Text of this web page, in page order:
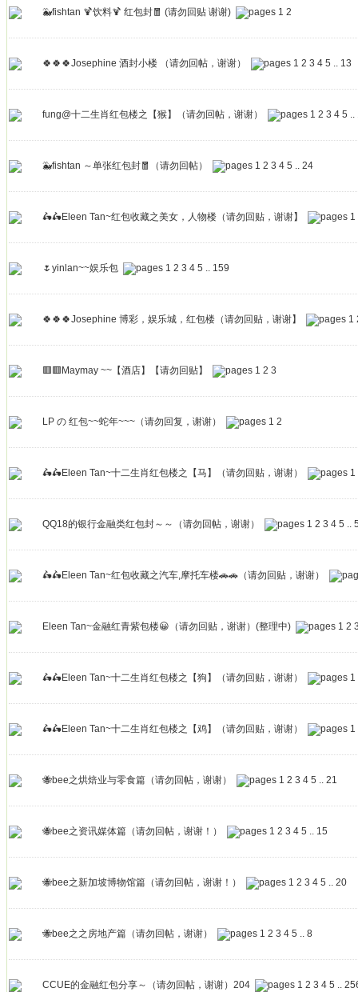
🐳fishtan 🍹饮料🍹 红包封🧧 (请勿回贴 谢谢) 1 2
🍀🍀🍀Josephine 酒封小楼 （请勿回帖，谢谢） 1 2 3 4 5 .. 13
fung@十二生肖红包楼之【猴】（请勿回帖，谢谢） 1 2 3 4 5 ..
🐳fishtan ～单张红包封🧧（请勿回帖） 1 2 3 4 5 .. 24
🛵🛵Eleen Tan~红包收藏之美女，人物楼（请勿回贴，谢谢】 1
🌷yinlan~~娱乐包 1 2 3 4 5 .. 159
🍀🍀🍀Josephine 博彩，娱乐城，红包楼（请勿回贴，谢谢】 1
🟥🟥Maymay ~~【酒店】【请勿回贴】 1 2 3
LP の 红包~~蛇年~~~（请勿回复，谢谢） 1 2
🛵🛵Eleen Tan~十二生肖红包楼之【马】（请勿回贴，谢谢） 1
QQ18的银行金融类红包封～～（请勿回帖，谢谢） 1 2 3 4 5 ..
🛵🛵Eleen Tan~红包收藏之汽车,摩托车楼🚗🚗（请勿回贴，谢谢）
Eleen Tan~金融红青紫包楼😀（请勿回贴，谢谢）(整理中) 1 2
🛵🛵Eleen Tan~十二生肖红包楼之【狗】（请勿回贴，谢谢） 1
🛵🛵Eleen Tan~十二生肖红包楼之【鸡】（请勿回贴，谢谢） 1
🐝bee之烘焙业与零食篇（请勿回帖，谢谢） 1 2 3 4 5 .. 21
🐝bee之资讯媒体篇（请勿回帖，谢谢！） 1 2 3 4 5 .. 15
🐝bee之新加坡博物馆篇（请勿回帖，谢谢！） 1 2 3 4 5 .. 20
🐝bee之之房地产篇（请勿回帖，谢谢） 1 2 3 4 5 .. 8
CCUE的金融红包分享～（请勿回帖，谢谢）204 1 2 3 4 5 ..